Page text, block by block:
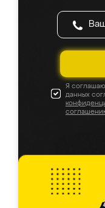
Я
данных